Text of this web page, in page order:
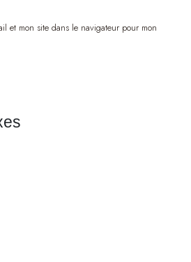
et mon site dans le navigateur pour mon